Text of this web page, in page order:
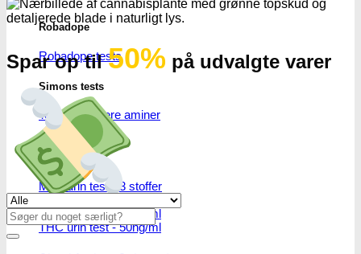
Robadope
Robadope tests
Simons tests
Test af primære aminer
URIN TESTS
Multi urin test - 3 stoffer
THC urin test - 25ng/ml
THC urin test - 50ng/ml
Spar op til50% på udvalgte varer
Se alle tilbud her
Søg
efter: